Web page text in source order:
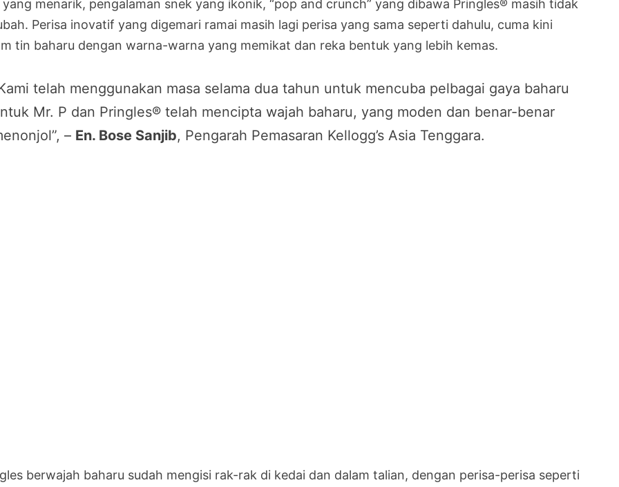
yang menarik, pengalaman snek yang ikonik, “pop and crunch” yang dibawa Pringles® masih tidak
Perisa inovatif yang digemari ramai masih lagi perisa yang sama seperti dahulu, cuma kini
tin baharu dengan warna-warna yang memikat dan reka bentuk yang lebih kemas.
telah menggunakan masa selama dua tahun untuk mencuba pelbagai gaya baharu
Mr. P dan Pringles® telah mencipta wajah baharu, yang moden dan benar-benar
– En. Bose Sanjib, Pengarah Pemasaran Kellogg’s Asia Tenggara.
berwajah baharu sudah mengisi rak-rak di kedai dan dalam talian, dengan perisa-perisa seperti